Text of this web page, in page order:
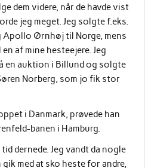
dem videre, når de havde vist
jeg meget. Jeg solgte f.eks.
Ørnhøj til Norge, mens
af mine hesteejere. Jeg
en auktion i Billund og solgte
Norberg, som jo fik stor
i Danmark, prøvede han
banen i Hamburg.
dernede. Jeg vandt da nogle
gik med at sko heste for andre,